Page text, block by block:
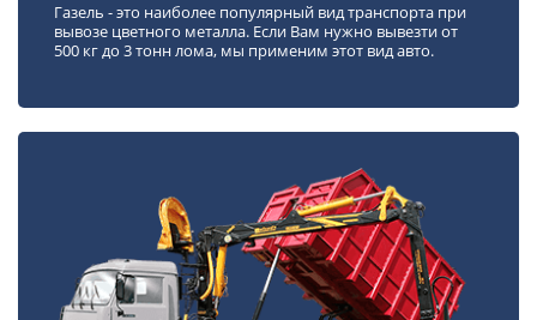
Газель - это наиболее популярный вид транспорта при
вывозе цветного металла. Если Вам нужно вывезти от
500 кг до 3 тонн лома, мы применим этот вид авто.